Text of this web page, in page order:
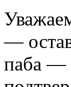
—
паба —